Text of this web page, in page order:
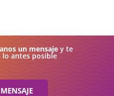
un mensaje y te
lo antes posible